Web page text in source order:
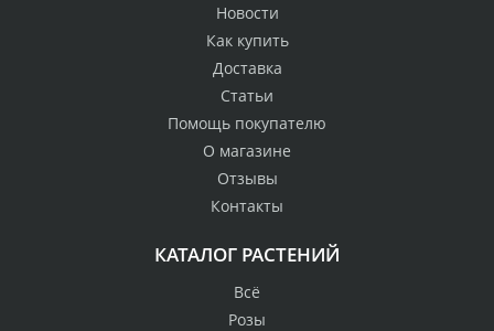
Новости
Как купить
Доставка
Статьи
Помощь покупателю
О магазине
Отзывы
Контакты
КАТАЛОГ РАСТЕНИЙ
Всё
Розы